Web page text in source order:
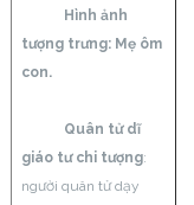
Hình ảnh
tượng trưng: Mẹ ôm
con.
Quân tử dĩ
giáo tư chi tượng:
người quân tử dạy